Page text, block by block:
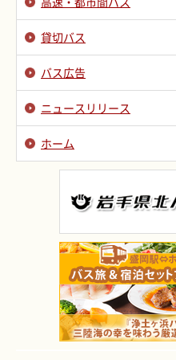
貸切バス
バス広告
ニュースリリース
ホーム